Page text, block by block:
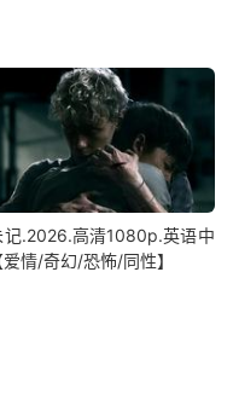
记.2026.高清1080p.英语中
情/奇幻/恐怖/同性】